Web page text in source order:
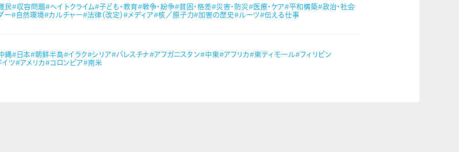
民#収容問題#ヘイトクライム#子ども・教育#戦争・紛争#貧困・格差#災害・防災#医療・ケア#平和構築#政治・社会
ー#自然環境#カルチャー#法律（改定）#メディア#核／原子力#加害の歴史#ルーツ#伝える仕事
縄#日本#朝鮮半島#イラク#シリア#パレスチナ#アフガニスタン#中東#アフリカ#東ティモール#フィリピン
ツ#アメリカ#コロンビア#南米